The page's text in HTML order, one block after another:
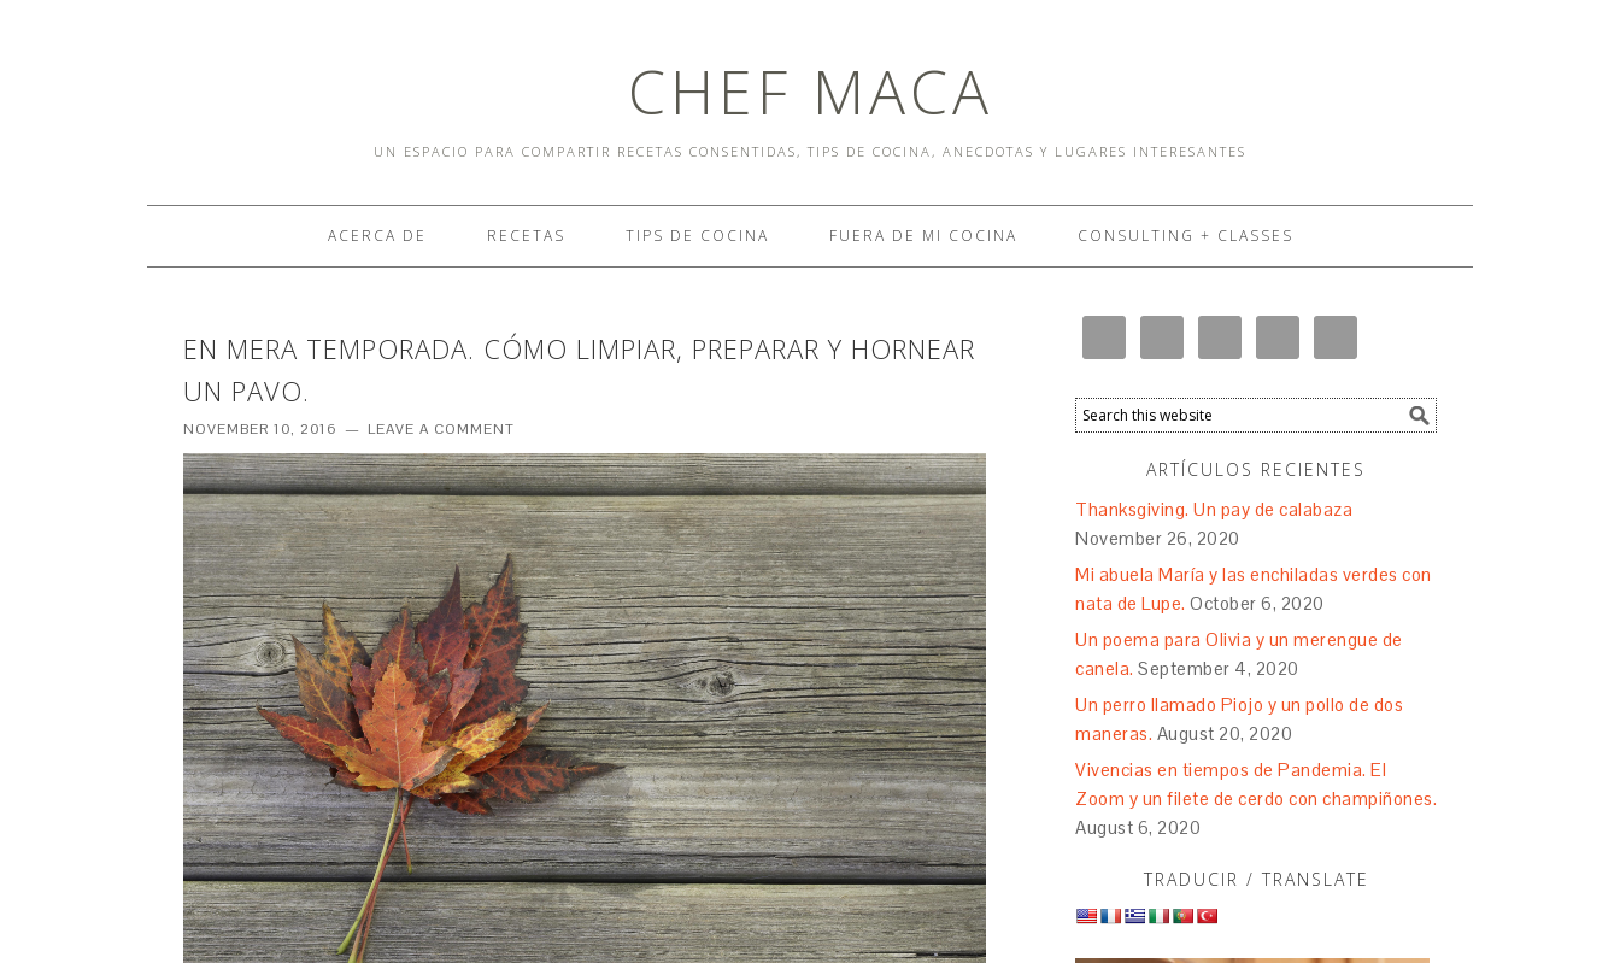
CHEF MACA
UN ESPACIO PARA COMPARTIR RECETAS CONSENTIDAS, TIPS DE COCINA, ANECDOTAS Y LUGARES INTERESANTES
ACERCA DE RECETAS TIPS DE COCINA FUERA DE MI COCINA CONSULTING + CLASSES
EN MERA TEMPORADA. CÓMO LIMPIAR, PREPARAR Y HORNEAR
UN PAVO.
NOVEMBER 10, 2016 LEAVE A COMMENT
ARTÍCULOS RECIENTES
Thanksgiving. Un pay de calabaza
November 26, 2020
Mi abuela María y las enchiladas verdes con
nata de Lupe. October 6, 2020
Un poema para Olivia y un merengue de
canela. September 4, 2020
Un perro llamado Piojo y un pollo de dos
maneras. August 20, 2020
Vivencias en tiempos de Pandemia. El
Zoom y un filete de cerdo con champiñones.
August 6, 2020
TRADUCIR / TRANSLATE